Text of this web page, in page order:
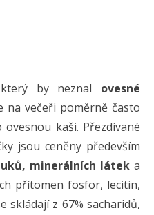
by neznal ovesné
na večeři poměrně často
kaši. Přezdívané
jsou ceněny především
minerálních láteka
přítomen fosfor, lecitin,
skládají z 67% sacharidů,